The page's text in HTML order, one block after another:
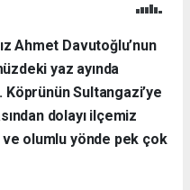
Ahmet Davutoğlu’nun
yaz ayında
KöprününSultangazi’ye
dolayı ilçemiz
olumlu yönde pek çok